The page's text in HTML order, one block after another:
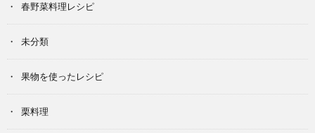
春野菜料理レシピ
未分類
果物を使ったレシピ
栗料理